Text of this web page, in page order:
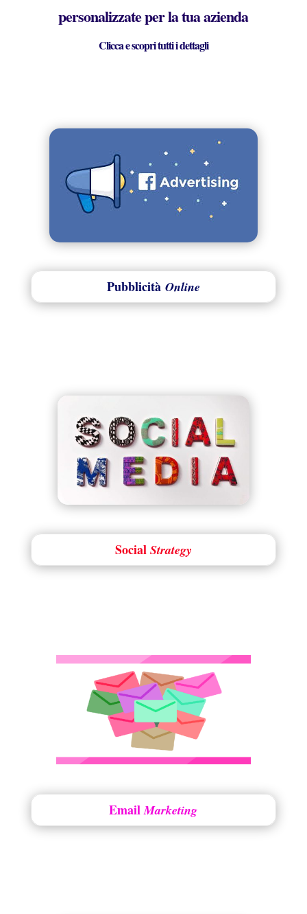
personalizzate per la tua azienda
Clicca e scopri tutti i dettagli
PubblicitàOnline
Social Strategy
EmailMarketing